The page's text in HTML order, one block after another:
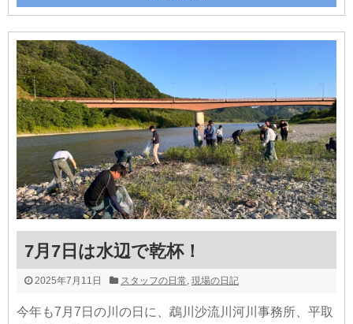
7月7日は水辺で乾杯！
2025年7月11日 スタッフの日常 現場の日記
今年も7月7日の川の日に、鵡川沙流川河川事務所、平取